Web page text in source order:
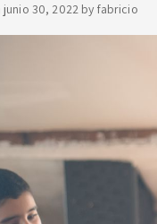
junio 30, 2022 by fabricio